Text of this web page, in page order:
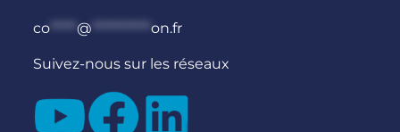
co *****@ ***********on.fr
Suivez-nous sur les réseaux